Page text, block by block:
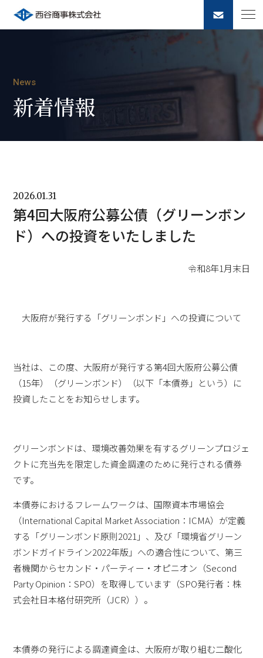
News
新着情報
2026.01.31
第4回大阪府公募公債（グリーンボン
ド）への投資をいたしました
令和8年1月末日
大阪府が発行する「グリーンボンド」への投資について
当社は、この度、大阪府が発行する第4回大阪府公募公債
（15年）（グリーンボンド）（以下「本債券」という）に
投資したことをお知らせします。
グリーンボンドは、環境改善効果を有するグリーンプロジェ
クトに充当先を限定した資金調達のために発行される債券
です。
本債券におけるフレームワークは、国際資本市場協会
（International Capital Market Association：ICMA）が定義
する「グリーンボンド原則2021」、及び「環境省グリーン
ボンドガイドライン2022年版」への適合性について、第三
者機関からセカンド・パーティー・オピニオン（Second
Party Opinion：SPO）を取得しています（SPO発行者：株
式会社日本格付研究所（JCR））。
本債券の発行による調達資金は、大阪府が取り組む二酸化